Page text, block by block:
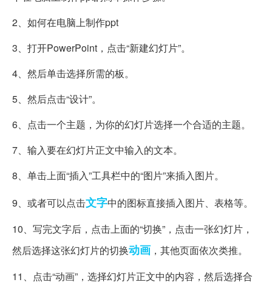
2、如何在电脑上制作ppt
3、打开PowerPoint，点击“新建幻灯片”。
4、然后单击选择所需的板。
5、然后点击“设计”。
6、点击一个主题，为你的幻灯片选择一个合适的主题。
7、输入要在幻灯片正文中输入的文本。
8、单击上面“插入”工具栏中的“图片”来插入图片。
9、或者可以点击文字中的图标直接插入图片、表格等。
10、写完文字后，点击上面的“切换”，点击一张幻灯片，
然后选择这张幻灯片的切换动画 ，其他页面依次类推。
11、点击“动画”，选择幻灯片正文中的内容，然后选择合